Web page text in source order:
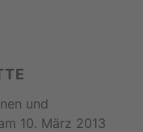
und
10. März 2013